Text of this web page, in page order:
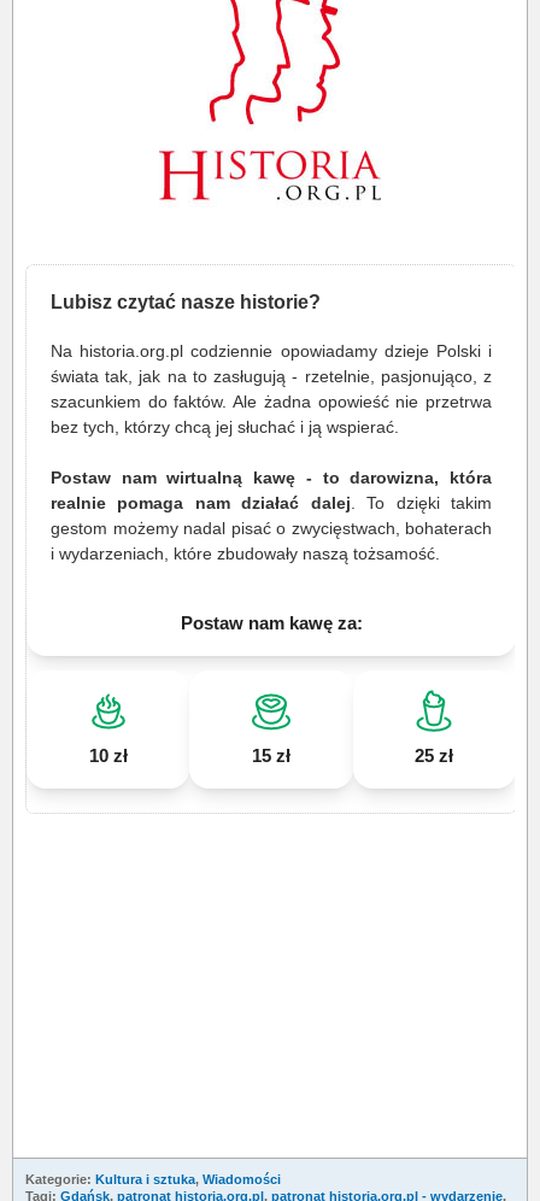
Lubisz czytać nasze historie?
Na historia.org.pl codziennie opowiadamy dzieje Polski i
świata tak, jak na to zasługują - rzetelnie, pasjonująco, z
szacunkiem do faktów. Ale żadna opowieść nie przetrwa
bez tych, którzy chcą jej słuchać i ją wspierać.
Postaw nam wirtualną kawę - to darowizna, która
realnie pomaga nam działać dalej . To dzięki takim
gestom możemy nadal pisać o zwycięstwach, bohaterach
i wydarzeniach, które zbudowały naszą tożsamość.
Postaw nam kawę za:
10 zł 15 zł 25 zł
Kategorie: Kultura i sztuka, Wiadomości
Tagi: Gdańsk, patronat historia.org.pl, patronat historia.org.pl - wydarzenie,